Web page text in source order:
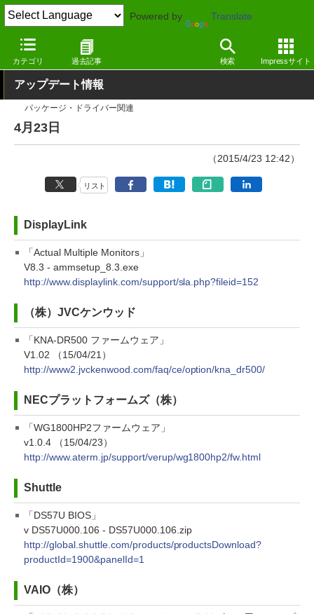
Powered by Translate
カテゴリ 過去記事 検索 Impressサイト
窓の杜 その他の話題 アップデート
アップデート情報
パッケージ・ドライバー関連
4月23日
（2015/4/23 12:42）
リスト
DisplayLink
「Actual Multiple Monitors」
V8.3 - ammsetup_8.3.exe
http://www.displaylink.com/support/sla.php?fileid=152
（株）JVCケンウッド
「KNA-DR500 ファームウェア」
V1.02 （15/04/21）
http://www2.jvckenwood.com/faq/ce/option/kna_dr500/
NECプラットフォームズ（株）
「WG1800HP2ファームウェア」
v1.0.4 （15/04/23）
http://www.aterm.jp/support/verup/wg1800hp2/fw.html
Shuttle
「DS57U BIOS」
v DS57U000.106 - DS57U000.106.zip
http://global.shuttle.com/products/productsDownload?
productId=1900&panelId=1
VAIO（株）